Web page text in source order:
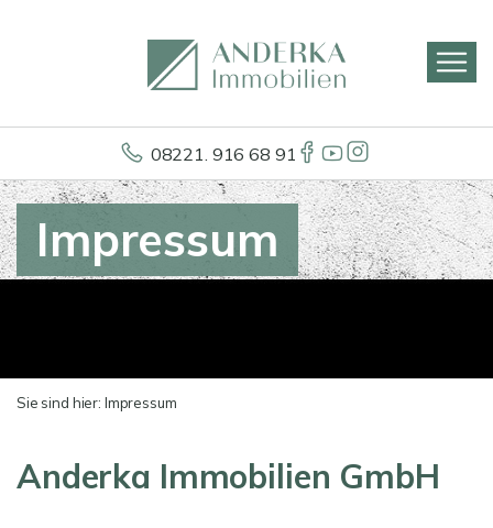
08221. 916 68 91
Impressum
Sie sind hier: Impressum
Anderka Immobilien GmbH